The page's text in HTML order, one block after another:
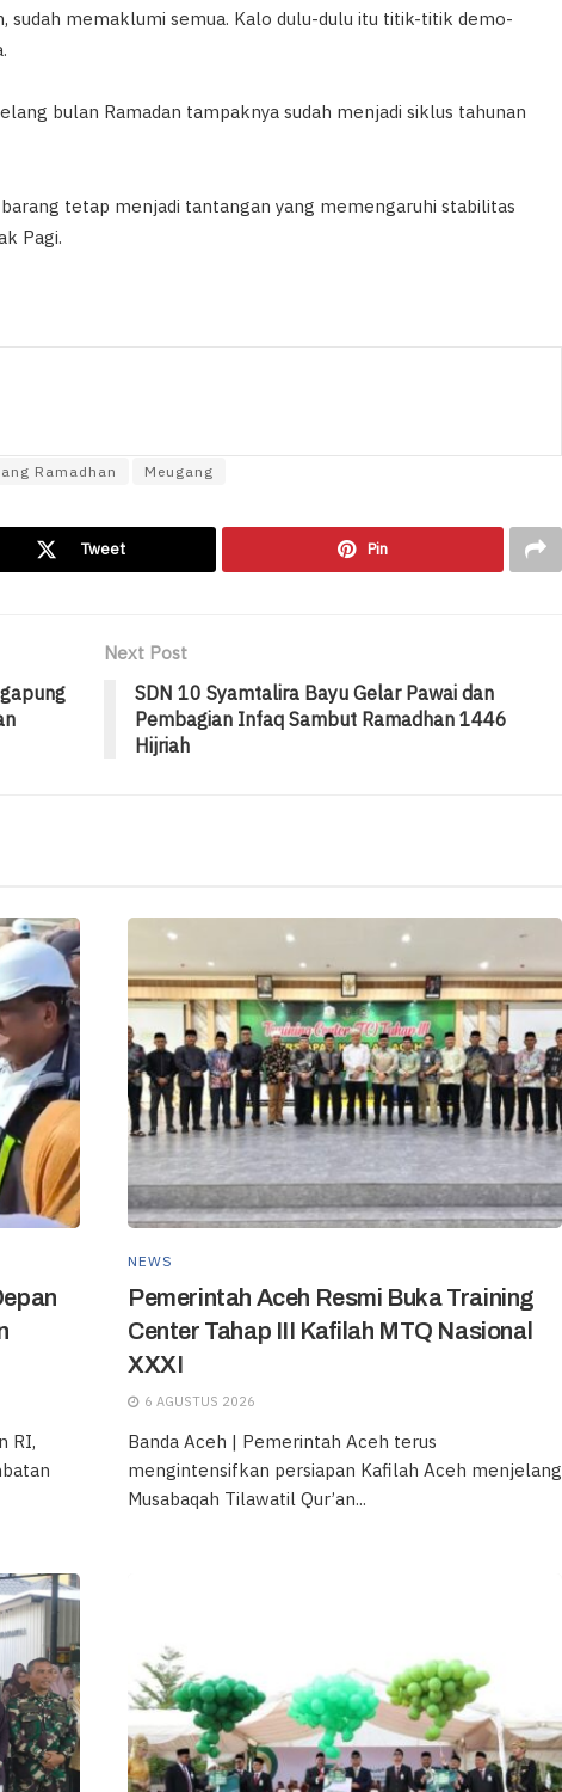
sudah memaklumi semua. Kalo dulu-dulu itu titik-titik demo-
bulan Ramadan tampaknya sudah menjadi siklus tahunan
tetap menjadi tantangan yang memengaruhi stabilitas
Pagi.
Ramadhan Meugang
Tweet Pin
Next Post
SDN 10 Syamtalira Bayu Gelar Pawai dan
Pembagian Infaq Sambut Ramadhan 1446
Hijriah
RI,
NEWS
Pemerintah Aceh Resmi Buka Training
Center Tahap III Kafilah MTQ Nasional
XXXI
6 AGUSTUS 2026
Banda Aceh | Pemerintah Aceh terus
mengintensifkan persiapan Kafilah Aceh menjelang
Musabaqah Tilawatil Qur’an...